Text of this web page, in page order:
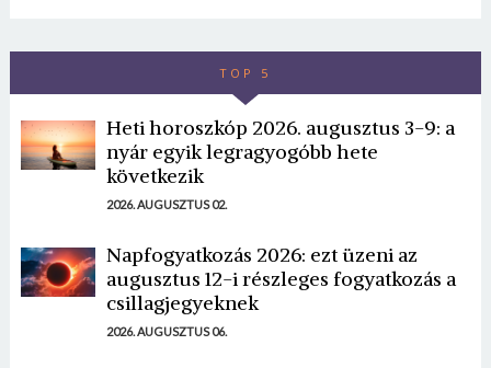
TOP 5
Heti horoszkóp 2026. augusztus 3-9: a
nyár egyik legragyogóbb hete
következik
2026. AUGUSZTUS 02.
Napfogyatkozás 2026: ezt üzeni az
augusztus 12-i részleges fogyatkozás a
csillagjegyeknek
2026. AUGUSZTUS 06.